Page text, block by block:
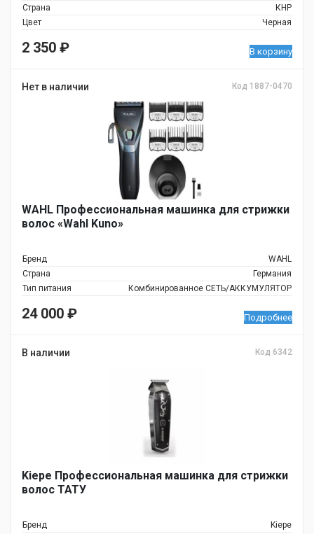
Страна
КНР
Цвет
Черная
2 350 ₽ В корзину
Нет в наличии Код 1887-0470
WAHL Профессиональная машинка для стрижки
волос «Wahl Kuno»
Бренд
WAHL
Страна
Германия
Тип питания
Комбинированное СЕТЬ/АККУМУЛЯТОР
24 000 ₽ Подробнее
В наличии Код 6342
Kiepe Профессиональная машинка для стрижки
волос ТАТУ
Бренд
Kiepe